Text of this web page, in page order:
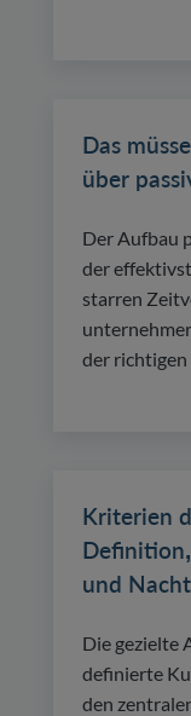
Das
über
Der Aufbau
der
starren
der richtigen
Kriterien
und
Die gezielte
definierte
den